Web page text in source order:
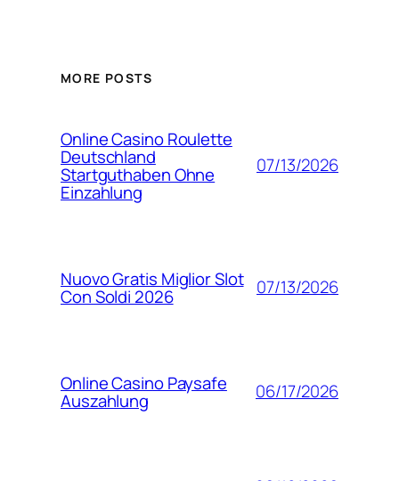
MORE POSTS
Online Casino Roulette
Deutschland
Startguthaben Ohne
Einzahlung
07/13/2026
Nuovo Gratis Miglior Slot
Con Soldi 2026 07/13/2026
Online Casino Paysafe
Auszahlung 06/17/2026